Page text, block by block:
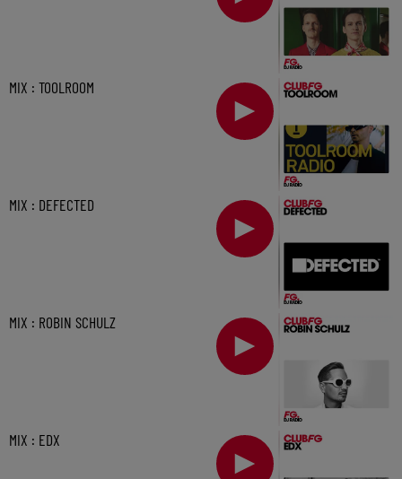
MIX : TOOLROOM
MIX : DEFECTED
MIX : ROBIN SCHULZ
MIX : EDX